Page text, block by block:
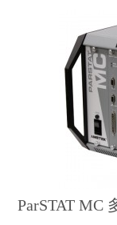
量； 具有专业的
ParSTAT MC